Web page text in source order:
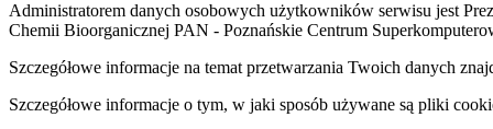
Administratorem danych osobowych użytkowników serwisu jest
Chemii Bioorganicznej PAN - Poznańskie Centrum
Szczegółowe informacje na temat przetwarzania Twoich danych
Szczegółowe informacje o tym, w jaki sposób używane są pliki